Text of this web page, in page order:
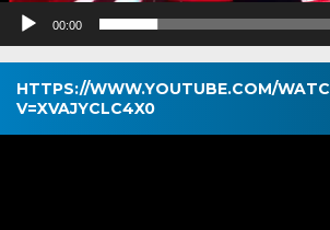
00:00
HTTPS://WWW.YOUTUBE.COM/
V=XVAJYCLC4X0
Pemutar